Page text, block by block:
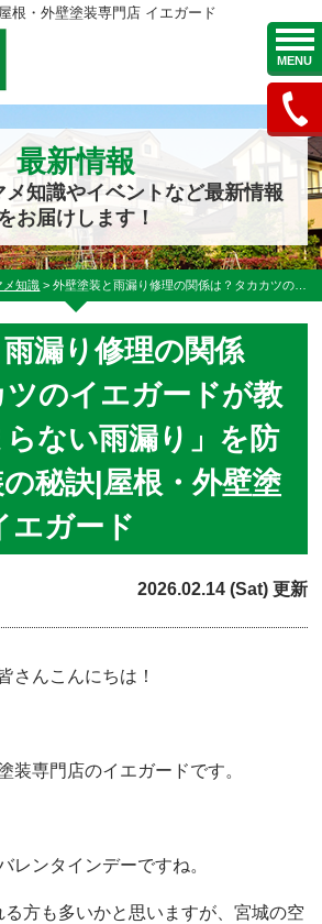
MENU
根・外壁塗装専門店 イエガード
最新情報
知識やイベントなど最新情報
お届けします！
メ知識 >外壁塗装と雨漏り修理の関係は？タカカツのイエガードが教える「止まらない雨漏り」を防ぐ外壁塗装の秘訣|屋根・外壁塗装専門店 イエガード
漏り修理の関係
のイエガードが教
らない雨漏り」を防
秘訣|屋根・外壁塗
エガード
2026.02.14 (Sat) 更新
さんこんにちは！
装専門店のイエガードです。
レンタインデーですね。
方も多いかと思いますが、宮城の空